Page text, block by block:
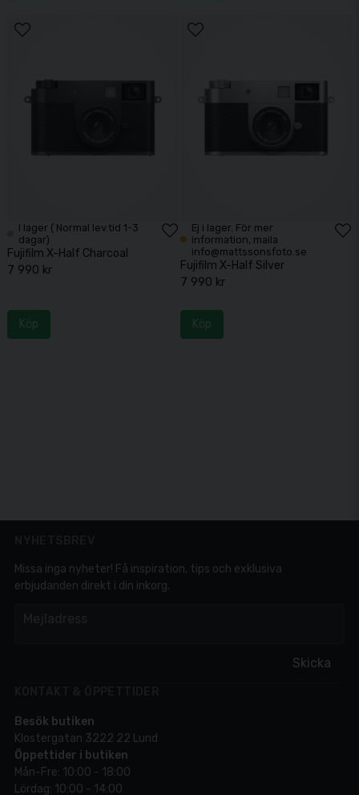
I lager ( Normal lev.tid 1-3
dagar)
Fujifilm X-Half Charcoal
7 990 kr
Köp
Ej i lager. För mer
information, maila
info@mattssonsfoto.se
Fujifilm X-Half Silver
7 990 kr
Köp
Skicka
Missa inga nyheter! Få inspiration, tips och exklusiva
erbjudanden direkt i din inkorg.
Besök butiken
Klostergatan 3222 22 Lund
Öppettider i butiken
Mån-Fre: 10:00 - 18:00
Lördag: 10:00 - 14:00